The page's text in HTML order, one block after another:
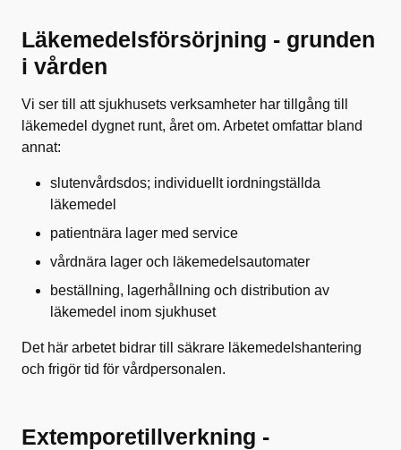
Läkemedelsförsörjning - grunden
i vården
Vi ser till att sjukhusets verksamheter har tillgång till
läkemedel dygnet runt, året om. Arbetet omfattar bland
annat:
slutenvårdsdos; individuellt iordningställda
läkemedel
patientnära lager med service
vårdnära lager och läkemedelsautomater
beställning, lagerhållning och distribution av
läkemedel inom sjukhuset
Det här arbetet bidrar till säkrare läkemedelshantering
och frigör tid för vårdpersonalen.
Extemporetillverkning -